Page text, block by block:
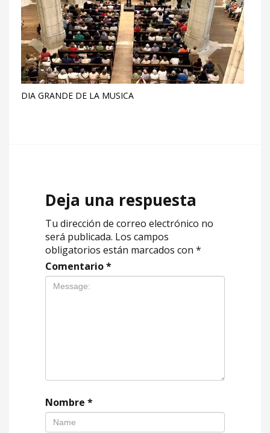
DIA GRANDE DE LA MUSICA
Deja una respuesta
Tu dirección de correo electrónico no
será publicada. Los campos
obligatorios están marcados con *
Comentario*
Nombre *